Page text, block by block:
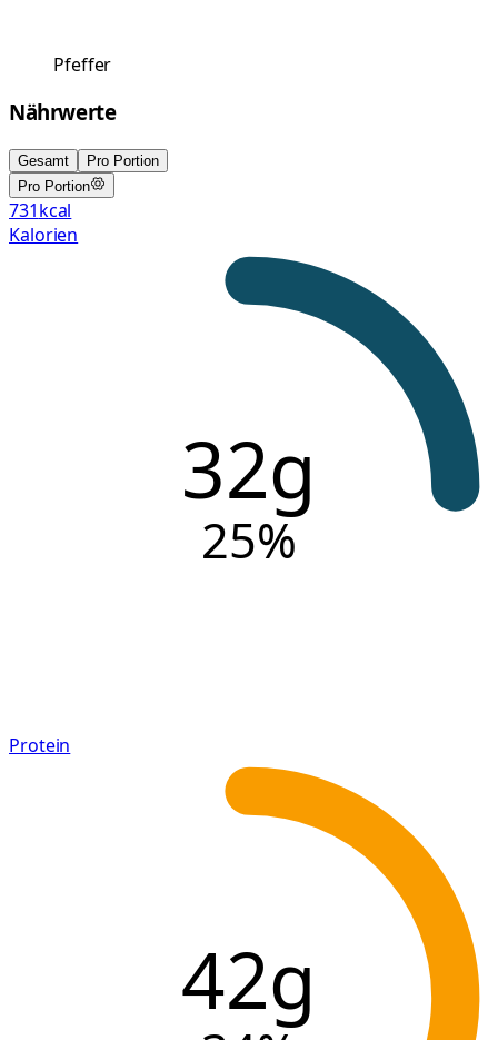
Pfeffer
Nährwerte
Gesamt
Pro Portion
Pro Portion
731kcal
Kalorien
32g
25%
Protein
42g